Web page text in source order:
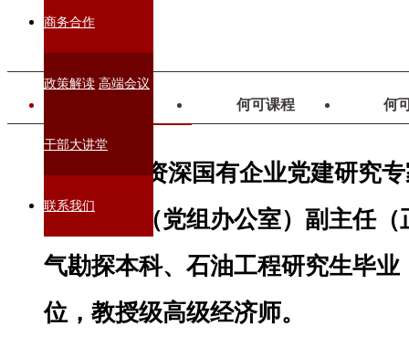
商务合作
政策解读 高端会议
干部大讲堂
联系我们
何可课程 何
何可，资深国有企业党建研究
群工作部（党组办公室）副主任
气勘探本科、石油工程研究生毕业
位，教授级高级经济师。